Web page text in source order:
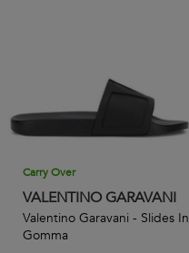
Carry Over
VALENTINO GARAVANI
Valentino Garavani - Slides In
Gomma